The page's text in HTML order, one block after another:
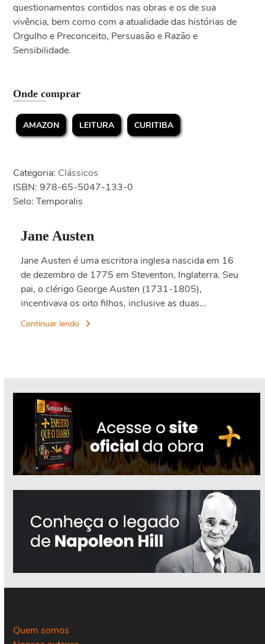
questionamentos contidos nas obras e os de sua
vivência, bem como com a atualidade das histórias de
Orgulho e Preconceito, Persuasão e Razão e
Sensibilidade.
Onde comprar
AMAZON LEITURA CURITIBA
Categoria: Clássicos
ISBN: 978-65-5047-133-0
Selo: Temporalis
Jane Austen
Jane Austen é uma escritora inglesa nascida em 16
de dezembro de 1775 em Steventon, Inglaterra. Seu
pai, o clérigo George Austen (1731-1805),
incentivava os oito filhos, inclusive as duas…
Continuar lendo
Quem somos